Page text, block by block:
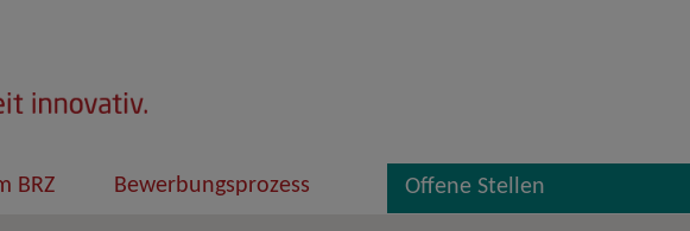
BRZ Bewerbungsprozess Offene Stellen